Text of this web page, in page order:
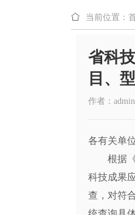
当前位置：
省科
目、
作者：admin
各有关单位
根据
科技成果
查，对符